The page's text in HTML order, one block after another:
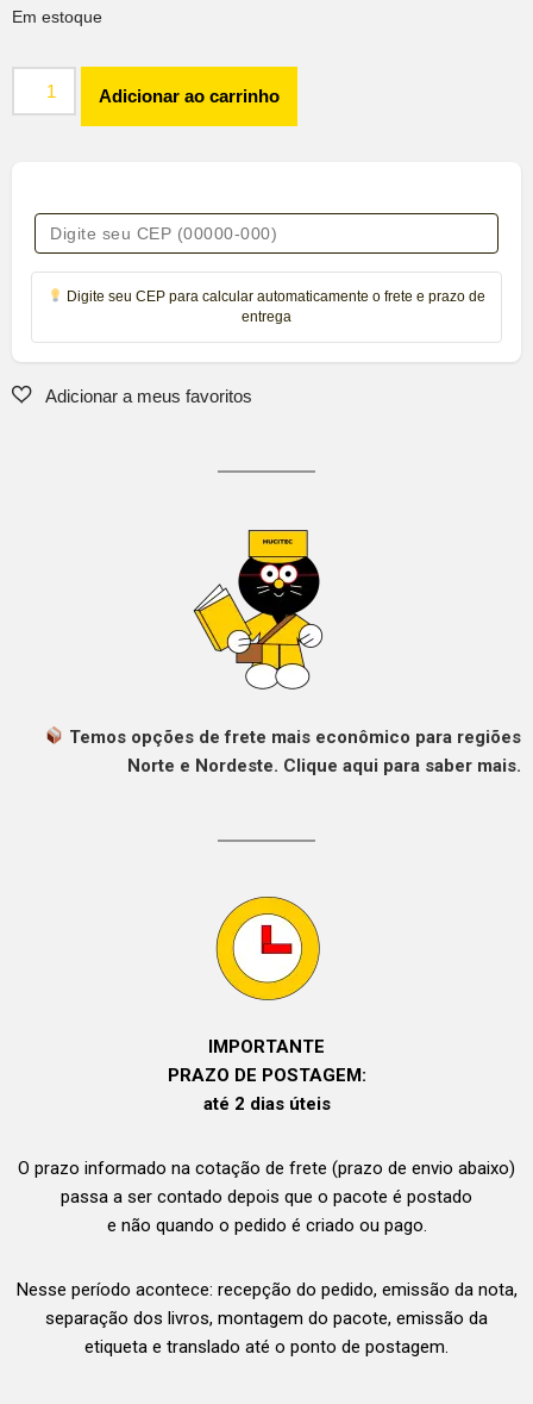
Em estoque
Adicionar ao carrinho
Digite seu CEP para calcular automaticamente o frete e prazo de
entrega
Temos opções de frete mais econômico para regiões
Norte e Nordeste. Clique aqui para saber mais.
IMPORTANTE
PRAZO DE POSTAGEM:
até 2 dias úteis
O prazo informado na cotação de frete (prazo de envio abaixo)
passa a ser contado depois que o pacote é postado
e não quando o pedido é criado ou pago.
Nesse período acontece: recepção do pedido, emissão da nota,
separação dos livros, montagem do pacote, emissão da
etiqueta e translado até o ponto de postagem.